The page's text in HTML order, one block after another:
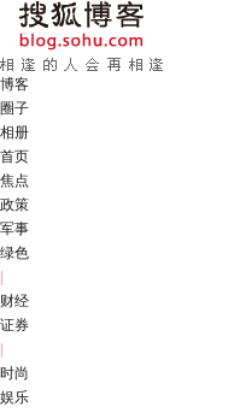
博客
圈子
相册
首页
焦点
政策
军事
绿色
财经
证券
时尚
娱乐